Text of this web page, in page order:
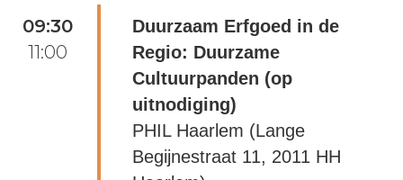
09:30
11:00
Duurzaam Erfgoed in de
Regio: Duurzame
Cultuurpanden (op
uitnodiging)
PHIL Haarlem (Lange
Begijnestraat 11, 2011 HH